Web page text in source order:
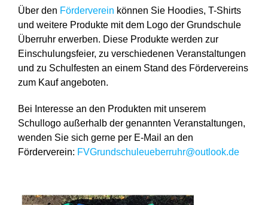
Über den Förderverein können Sie Hoodies, T-Shirts
und weitere Produkte mit dem Logo der Grundschule
Überruhr erwerben. Diese Produkte werden zur
Einschulungsfeier, zu verschiedenen Veranstaltungen
und zu Schulfesten an einem Stand des Fördervereins
zum Kauf angeboten.
Bei Interesse an den Produkten mit unserem
Schullogo außerhalb der genannten Veranstaltungen,
wenden Sie sich gerne per E-Mail an den
Förderverein: FVGrundschuleueberruhr@outlook.de